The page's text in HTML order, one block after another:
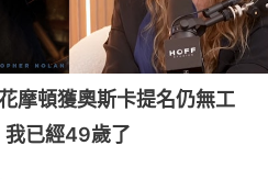
摩頓獲奧斯卡提名仍無工
我已經49歲了